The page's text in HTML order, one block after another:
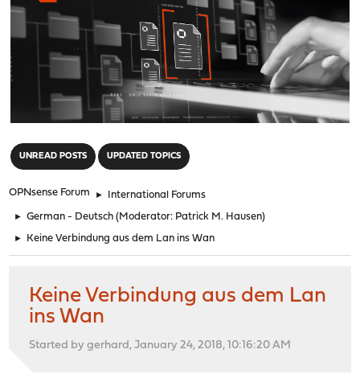
UNREAD POSTS UPDATED TOPICS
OPNsense Forum ► International Forums
► German - Deutsch (Moderator: Patrick M. Hausen)
► Keine Verbindung aus dem Lan ins Wan
Keine Verbindung aus dem Lan
ins Wan
Started by gerhard, January 24, 2018, 10:16:20 AM